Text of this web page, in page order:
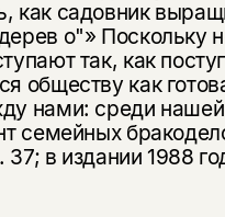
как садовник
о"» Поскольку
так, как
обществу как
нами: среди
семейных
в издании 1988